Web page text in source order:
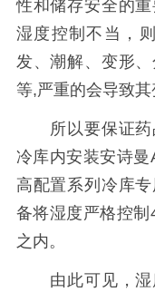
性和储存安全的
湿度控制不当，
发、潮解、变形
等,严重的会导致其
所以要保证药
冷库内安装安诗曼
高配置系列冷库
备将湿度严格控制
之内。
由此可见，湿